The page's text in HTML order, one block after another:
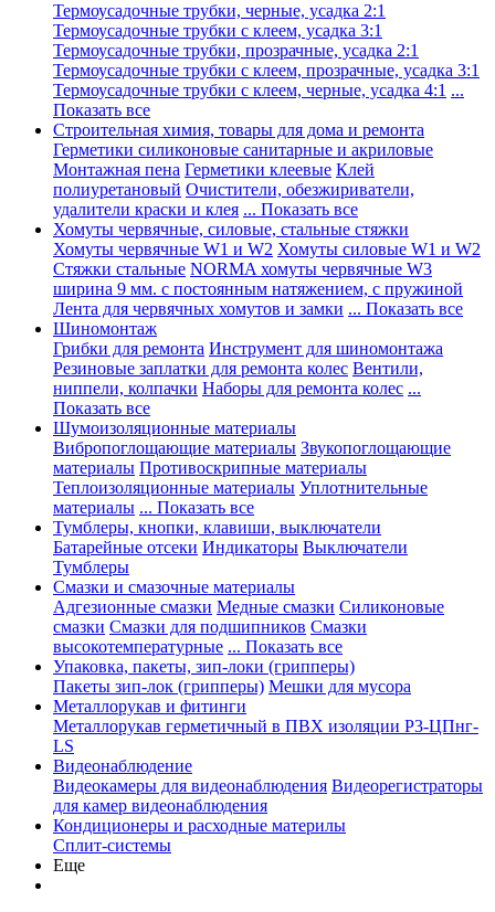
Термоусадочные трубки, черные, усадка 2:1
Термоусадочные трубки с клеем, усадка 3:1
Термоусадочные трубки, прозрачные, усадка 2:1
Термоусадочные трубки с клеем, прозрачные, усадка 3:1
Термоусадочные трубки с клеем, черные, усадка 4:1 ...
Показать все
Строительная химия, товары для дома и ремонта
Герметики силиконовые санитарные и акриловые
Монтажная пена Герметики клеевые Клей
полиуретановый Очистители, обезжириватели,
удалители краски и клея ... Показать все
Хомуты червячные, силовые, стальные стяжки
Хомуты червячные W1 и W2 Хомуты силовые W1 и W2
Стяжки стальные NORMA хомуты червячные W3
ширина 9 мм. с постоянным натяжением, с пружиной
Лента для червячных хомутов и замки ... Показать все
Шиномонтаж
Грибки для ремонта Инструмент для шиномонтажа
Резиновые заплатки для ремонта колес Вентили,
ниппели, колпачки Наборы для ремонта колес ...
Показать все
Шумоизоляционные материалы
Вибропоглощающие материалы Звукопоглощающие
материалы Противоскрипные материалы
Теплоизоляционные материалы Уплотнительные
материалы ... Показать все
Тумблеры, кнопки, клавиши, выключатели
Батарейные отсеки Индикаторы Выключатели
Тумблеры
Смазки и смазочные материалы
Адгезионные смазки Медные смазки Силиконовые
смазки Смазки для подшипников Смазки
высокотемпературные ... Показать все
Упаковка, пакеты, зип-локи (грипперы)
Пакеты зип-лок (грипперы) Мешки для мусора
Металлорукав и фитинги
Металлорукав герметичный в ПВХ изоляции Р3-ЦПнг-
LS
Видеонаблюдение
Видеокамеры для видеонаблюдения Видеорегистраторы
для камер видеонаблюдения
Кондиционеры и расходные материлы
Сплит-системы
Еще